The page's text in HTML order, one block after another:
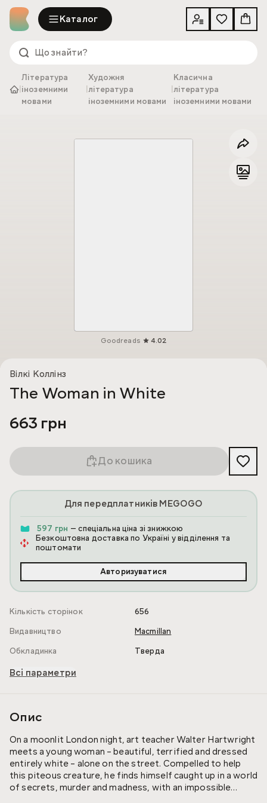
Каталог
Література
іноземними
мовами
Художня
література
іноземними мовами
Класична
література
іноземними мовами
Goodreads 4.02
Вілкі Коллінз
The Woman in White
663 грн
До кошика
Для передплатників MEGOGO
597 грн — спеціальна ціна зі знижкою
Безкоштовна доставка по Україні у відділення та
поштомати
Авторизуватися
Кількість сторінок
656
Видавництво
Macmillan
Обкладинка
Тверда
Всі параметри
Опис
On a moonlit London night, art teacher Walter Hartwright
meets a young woman – beautiful, terrified and dressed
entirely white – alone on the street. Compelled to help
this piteous creature, he finds himself caught up in a world
of secrets, murder and madness, with an impossible